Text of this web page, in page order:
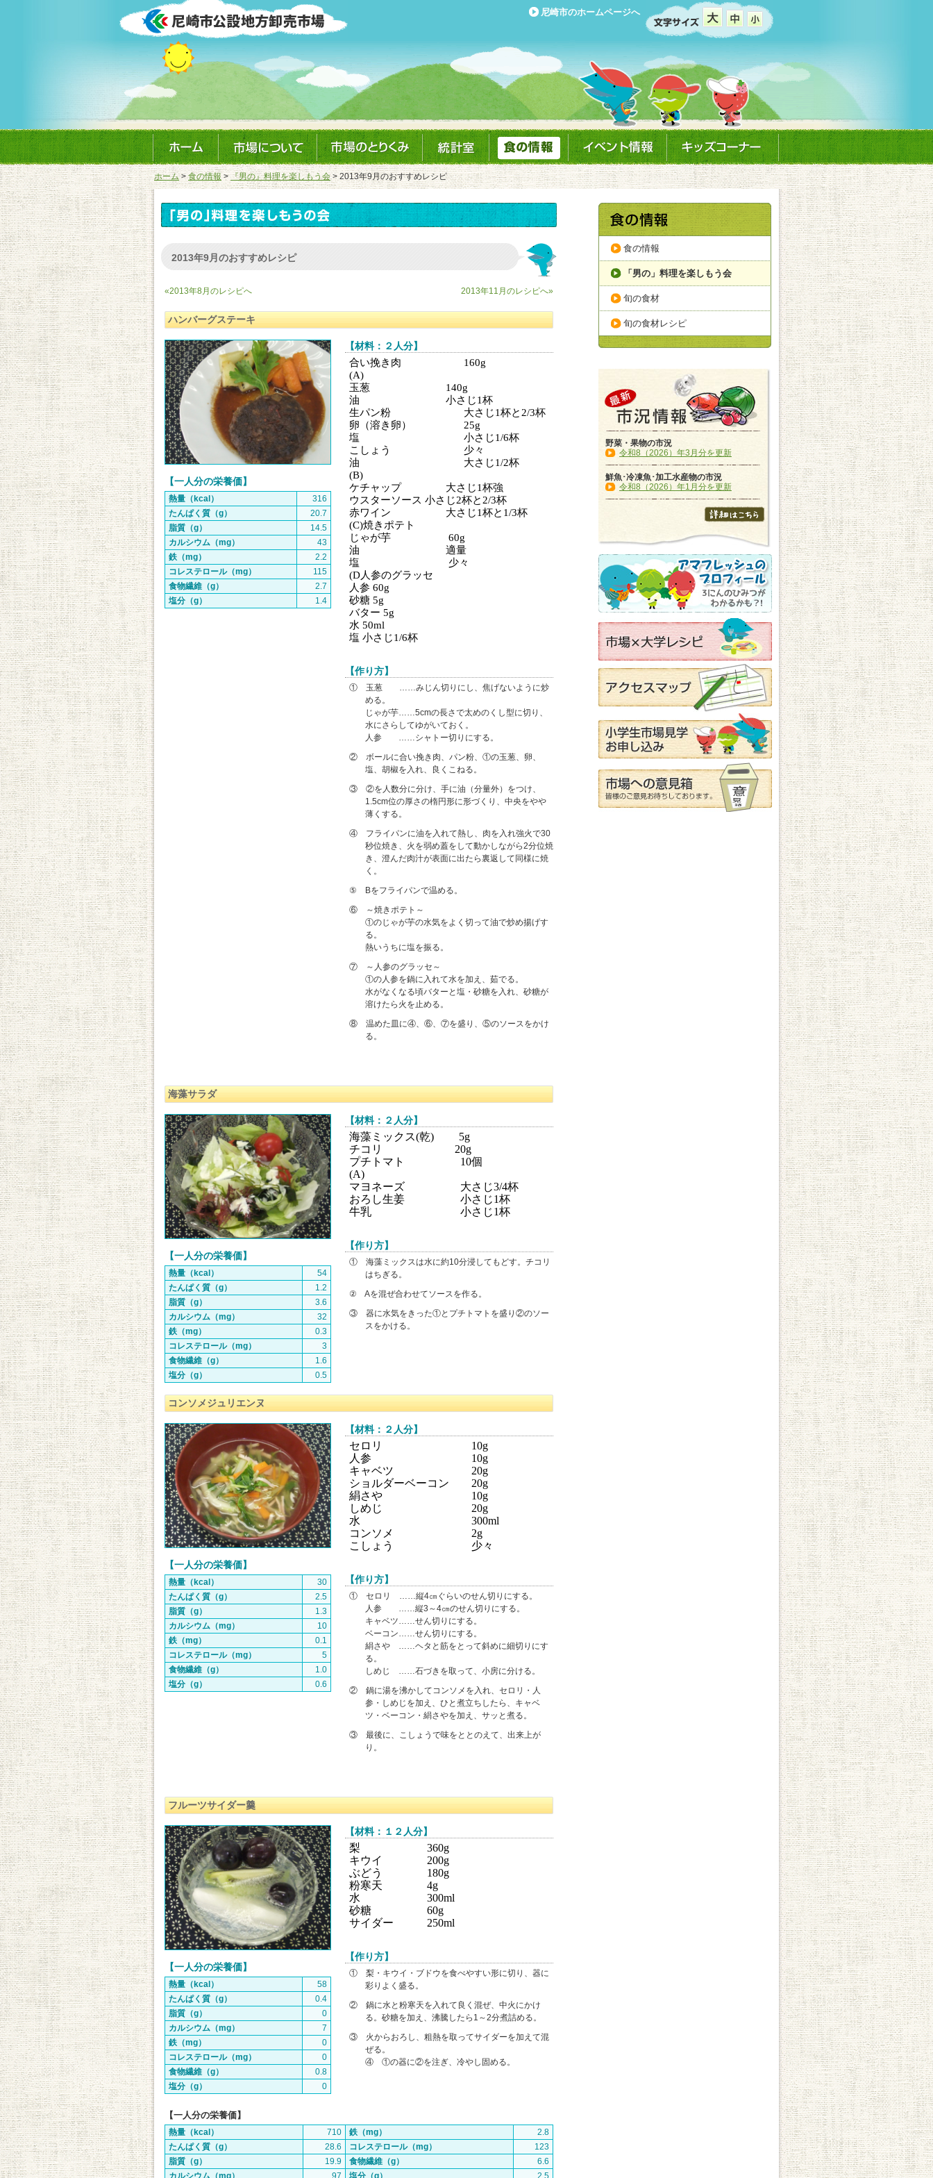
尼崎市のホームページへ
ホーム> 食の情報 >『男の』料理を楽しもう会> 2013年9月のおすすめレシピ
食の情報
「男の」料理を楽しもう会
旬の食材
旬の食材レシピ
野菜・果物の市況
令和8（2026）年3月分を更新
鮮魚･冷凍魚･加工水産物の市況
令和8（2026）年1月分を更新
2013年9月のおすすめレシピ
«2013年8月のレシピへ 2013年11月のレシピへ»
ハンバーグステーキ
【一人分の栄養価】
熱量（kcal）
316
たんぱく質（g）
20.7
脂質（g）
14.5
カルシウム（mg）
43
鉄（mg）
2.2
コレステロール（mg）
115
食物繊維（g）
2.7
塩分（g）
1.4
【材料：２人分】
合い挽き肉 160g
(A)
玉葱 140g
油 小さじ1杯
生パン粉 大さじ1杯と2/3杯
卵（溶き卵） 25g
塩 小さじ1/6杯
こしょう 少々
油 大さじ1/2杯
(B)
ケチャップ 大さじ1杯強
ウスターソース 小さじ2杯と2/3杯
赤ワイン 大さじ1杯と1/3杯
(C)焼きポテト
じゃが芋 60g
油 適量
塩 少々
(D人参のグラッセ
人参 60g
砂糖 5g
バター 5g
水 50ml
塩 小さじ1/6杯
【作り方】
① 玉葱 ……みじん切りにし、焦げないように炒
める。
じゃが芋……5cmの長さで太めのくし型に切り、
水にさらしてゆがいておく。
人参 ……シャトー切りにする。
② ボールに合い挽き肉、パン粉、①の玉葱、卵、
塩、胡椒を入れ、良くこねる。
③ ②を人数分に分け、手に油（分量外）をつけ、
1.5cm位の厚さの楕円形に形づくり、中央をやや
薄くする。
④ フライパンに油を入れて熱し、肉を入れ強火で30
秒位焼き、火を弱め蓋をして動かしながら2分位焼
き、澄んだ肉汁が表面に出たら裏返して同様に焼
く。
⑤ Bをフライパンで温める。
⑥ ～焼きポテト～
①のじゃが芋の水気をよく切って油で炒め揚げす
る。
熱いうちに塩を振る。
⑦ ～人参のグラッセ～
①の人参を鍋に入れて水を加え、茹でる。
水がなくなる頃バターと塩・砂糖を入れ、砂糖が
溶けたら火を止める。
⑧ 温めた皿に④、⑥、⑦を盛り、⑤のソースをかけ
る。
海藻サラダ
【一人分の栄養価】
熱量（kcal）
54
たんぱく質（g）
1.2
脂質（g）
3.6
カルシウム（mg）
32
鉄（mg）
0.3
コレステロール（mg）
3
食物繊維（g）
1.6
塩分（g）
0.5
【材料：２人分】
海藻ミックス(乾) 5g
チコリ 20g
プチトマト 10個
(A)
マヨネーズ 大さじ3/4杯
おろし生姜 小さじ1杯
牛乳 小さじ1杯
【作り方】
① 海藻ミックスは水に約10分浸してもどす。チコリ
はちぎる。
② Aを混ぜ合わせてソースを作る。
③ 器に水気をきった①とプチトマトを盛り②のソー
スをかける。
コンソメジュリエンヌ
【一人分の栄養価】
熱量（kcal）
30
たんぱく質（g）
2.5
脂質（g）
1.3
カルシウム（mg）
10
鉄（mg）
0.1
コレステロール（mg）
5
食物繊維（g）
1.0
塩分（g）
0.6
【材料：２人分】
セロリ 10g
人参 10g
キャベツ 20g
ショルダーベーコン 20g
絹さや 10g
しめじ 20g
水 300ml
コンソメ 2g
こしょう 少々
【作り方】
① セロリ ……縦4㎝ぐらいのせん切りにする。
人参 ……縦3～4㎝のせん切りにする。
キャベツ……せん切りにする。
ベーコン……せん切りにする。
絹さや ……ヘタと筋をとって斜めに細切りにす
る。
しめじ ……石づきを取って、小房に分ける。
② 鍋に湯を沸かしてコンソメを入れ、セロリ・人
参・しめじを加え、ひと煮立ちしたら、キャベ
ツ・ベーコン・絹さやを加え、サッと煮る。
③ 最後に、こしょうで味をととのえて、出来上が
り。
フルーツサイダー羹
【一人分の栄養価】
熱量（kcal）
58
たんぱく質（g）
0.4
脂質（g）
0
カルシウム（mg）
7
鉄（mg）
0
コレステロール（mg）
0
食物繊維（g）
0.8
塩分（g）
0
【材料：１２人分】
梨 360g
キウイ 200g
ぶどう 180g
粉寒天 4g
水 300ml
砂糖 60g
サイダー 250ml
【作り方】
① 梨・キウイ・ブドウを食べやすい形に切り、器に
彩りよく盛る。
② 鍋に水と粉寒天を入れて良く混ぜ、中火にかけ
る。砂糖を加え、沸騰したら1～2分煮詰める。
③ 火からおろし、粗熱を取ってサイダーを加えて混
ぜる。
④ ①の器に②を注ぎ、冷やし固める。
【一人分の栄養価】
熱量（kcal） 710 鉄（mg）
2.8
たんぱく質（g）
28.6 コレステロール（mg）
123
脂質（g）
19.9 食物繊維（g）
6.6
カルシウム（mg）
97 塩分（g） 2.5